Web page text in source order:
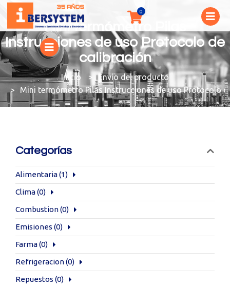
Mini termómetro Pilas
Instrucciones de uso Protocolo de
calibración
You are here:
Envío del producto
Mini termómetro Pilas Instrucciones de uso Protocolo
Categorías
Alimentaria(1)
Clima(0)
Combustion(0)
Emisiones (0)
Farma(0)
Refrigeracion(0)
Repuestos (0)